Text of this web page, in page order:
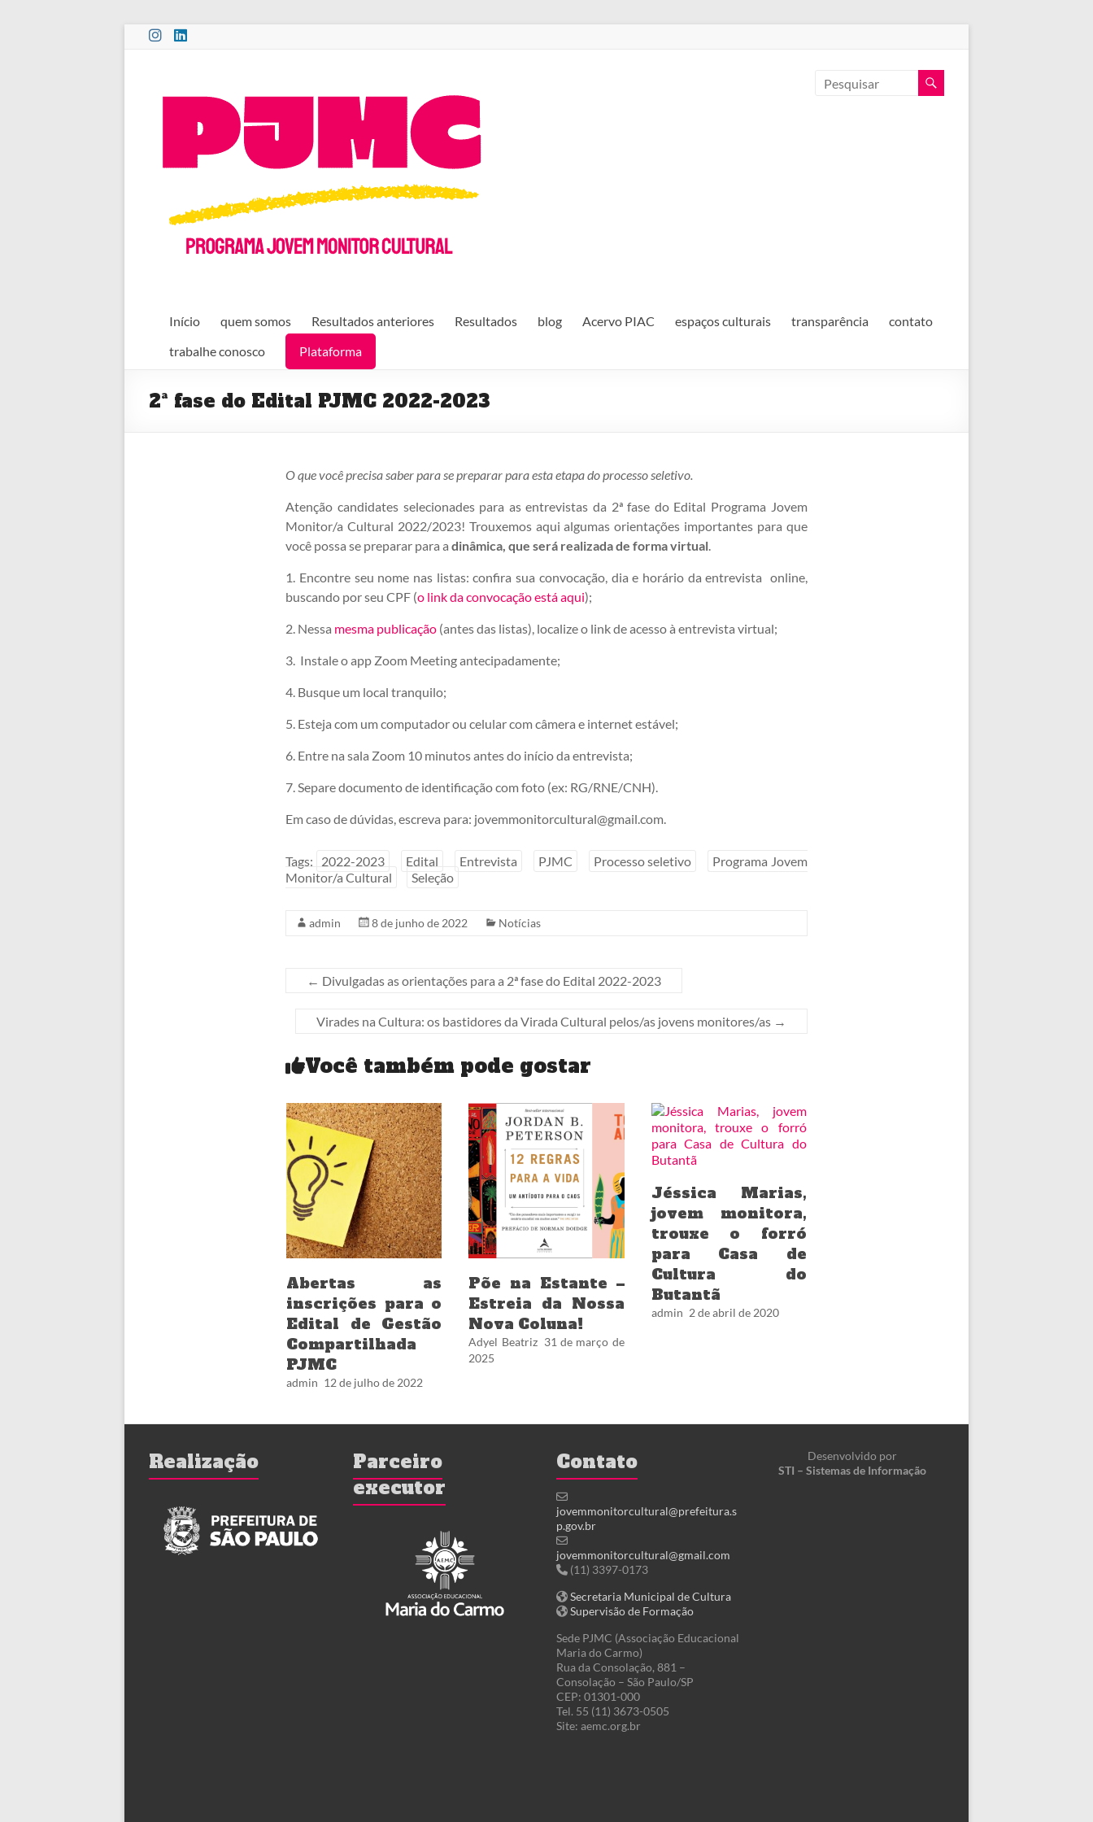
Pular
JOVEM
MONITOR
CULTURAL
Início quem somos Resultados anteriores Resultados blog Acervo PIAC espaços culturais transparência
contato
trabalhe conosco
Plataforma
2ª fase do Edital PJMC 2022-2023
O que você precisa saber para se preparar para esta etapa do processo seletivo.
Atenção candidates selecionades para as entrevistas da 2ª fase do Edital Programa Jovem
Monitor/a Cultural 2022/2023! Trouxemos aqui algumas orientações importantes para que
você possa se preparar para adinâmica, que será realizada de forma virtual.
1. Encontre seu nome nas listas: confira sua convocação, dia e horário da entrevista online,
buscando por seu CPF (o link da convocação está aqui);
2. Nessa mesma publicação (antes das listas), localize o link de acesso à entrevista virtual;
3. Instale o app Zoom Meeting antecipadamente;
4. Busque um local tranquilo;
5. Esteja com um computador ou celular com câmera e internet estável;
6. Entre na sala Zoom 10 minutos antes do início da entrevista;
7. Separe documento de identificação com foto (ex: RG/RNE/CNH).
Em caso de dúvidas, escreva para: jovemmonitorcultural@gmail.com.
Tags: 2022-2023 Edital Entrevista PJMC Processo seletivo
Programa Jovem
Monitor/a Cultural
Seleção
admin 8 de junho de 2022 Notícias
← Divulgadas as orientações para a 2ª fase do Edital 2022-2023
Virades na Cultura: os bastidores da Virada Cultural pelos/as jovens monitores/as →
Você também pode gostar
Abertas as
inscrições para o
Edital de Gestão
Compartilhada
PJMC
admin 12 de julho de 2022
Põe na Estante –
Estreia da Nossa
Nova Coluna!
Adyel Beatriz 31 de março de
2025
Jéssica Marias,
jovem monitora,
trouxe o forró
para Casa de
Cultura do
Butantã
admin 2 de abril de 2020
Realização
Parceiro
executor
Contato
jovemmonitorcultural@prefeitura.s
p.gov.br
jovemmonitorcultural@gmail.com
(11) 3397-0173
Secretaria Municipal de Cultura
Supervisão de Formação
Sede PJMC (Associação Educacional
Maria do Carmo)
Rua da Consolação, 881 –
Consolação – São Paulo/SP
CEP: 01301-000
Tel. 55 (11) 3673-0505
Site: aemc.org.br
Desenvolvido por
STI – Sistemas de Informação